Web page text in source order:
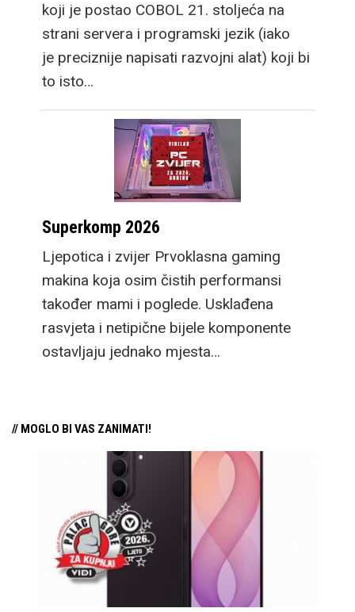
koji je postao COBOL 21. stoljeća na
strani servera i programski jezik (iako
je preciznije napisati razvojni alat) koji bi
to isto…
Superkomp 2026
Ljepotica i zvijer Prvoklasna gaming
makina koja osim čistih performansi
također mami i poglede. Usklađena
rasvjeta i netipične bijele komponente
ostavljaju jednako mjesta…
// MOGLO BI VAS ZANIMATI!